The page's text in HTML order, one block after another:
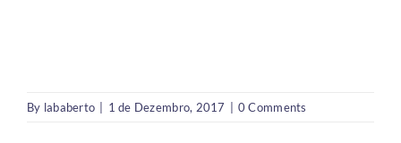
By lababerto 1 de Dezembro, 2017 0 Comments